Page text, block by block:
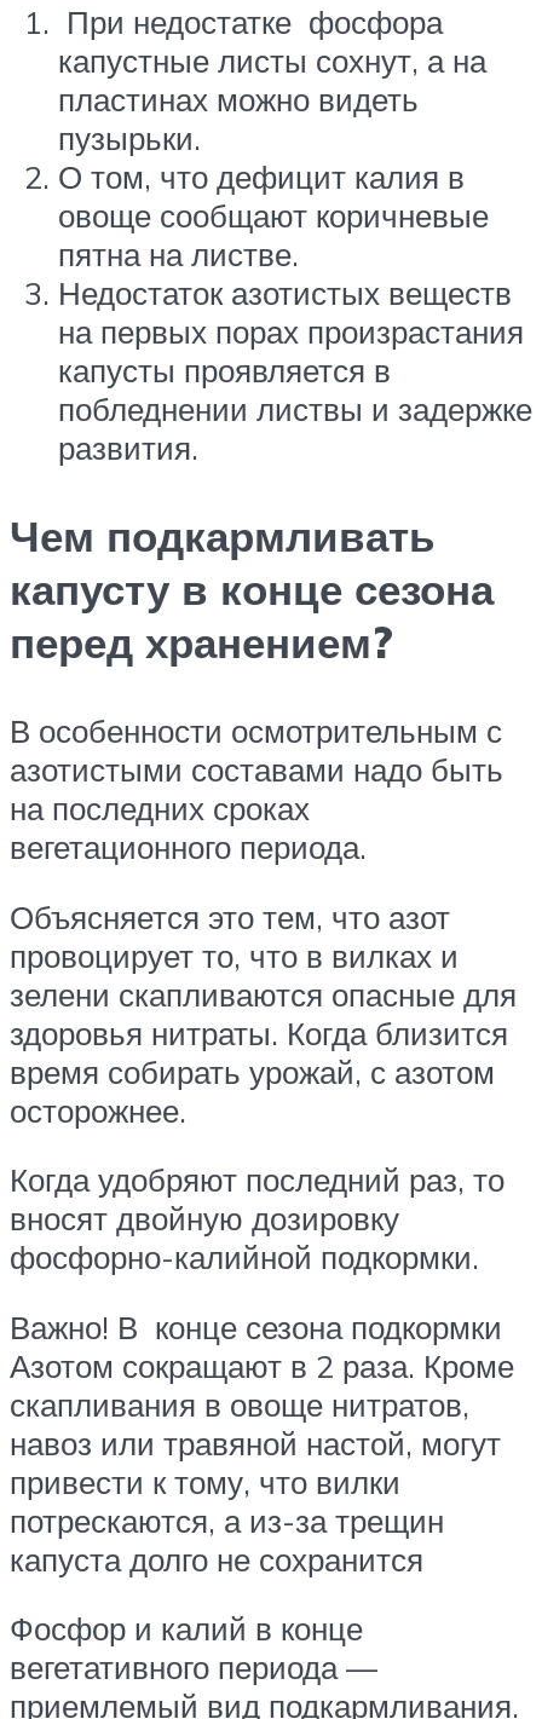
При недостатке фосфора
капустные листы сохнут, а на
пластинах можно видеть
пузырьки.
О том, что дефицит калия в
овоще сообщают коричневые
пятна на листве.
Недостаток азотистых веществ
на первых порах произрастания
капусты проявляется в
побледнении листвы и задержке
развития.
Чем подкармливать
капусту в конце сезона
перед хранением?
В особенности осмотрительным с
азотистыми составами надо быть
на последних сроках
вегетационного периода.
Объясняется это тем, что азот
провоцирует то, что в вилках и
зелени скапливаются опасные для
здоровья нитраты. Когда близится
время собирать урожай, с азотом
осторожнее.
Когда удобряют последний раз, то
вносят двойную дозировку
фосфорно-калийной подкормки.
Важно! В конце сезона подкормки
Азотом сокращают в 2 раза. Кроме
скапливания в овоще нитратов,
навоз или травяной настой, могут
привести к тому, что вилки
потрескаются, а из-за трещин
капуста долго не сохранится
Фосфор и калий в конце
вегетативного периода —
приемлемый вид подкармливания.